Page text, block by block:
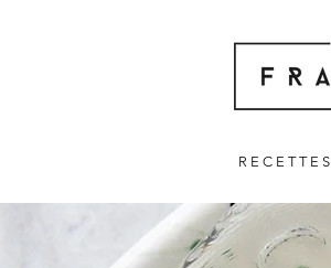
R E C E T T E S